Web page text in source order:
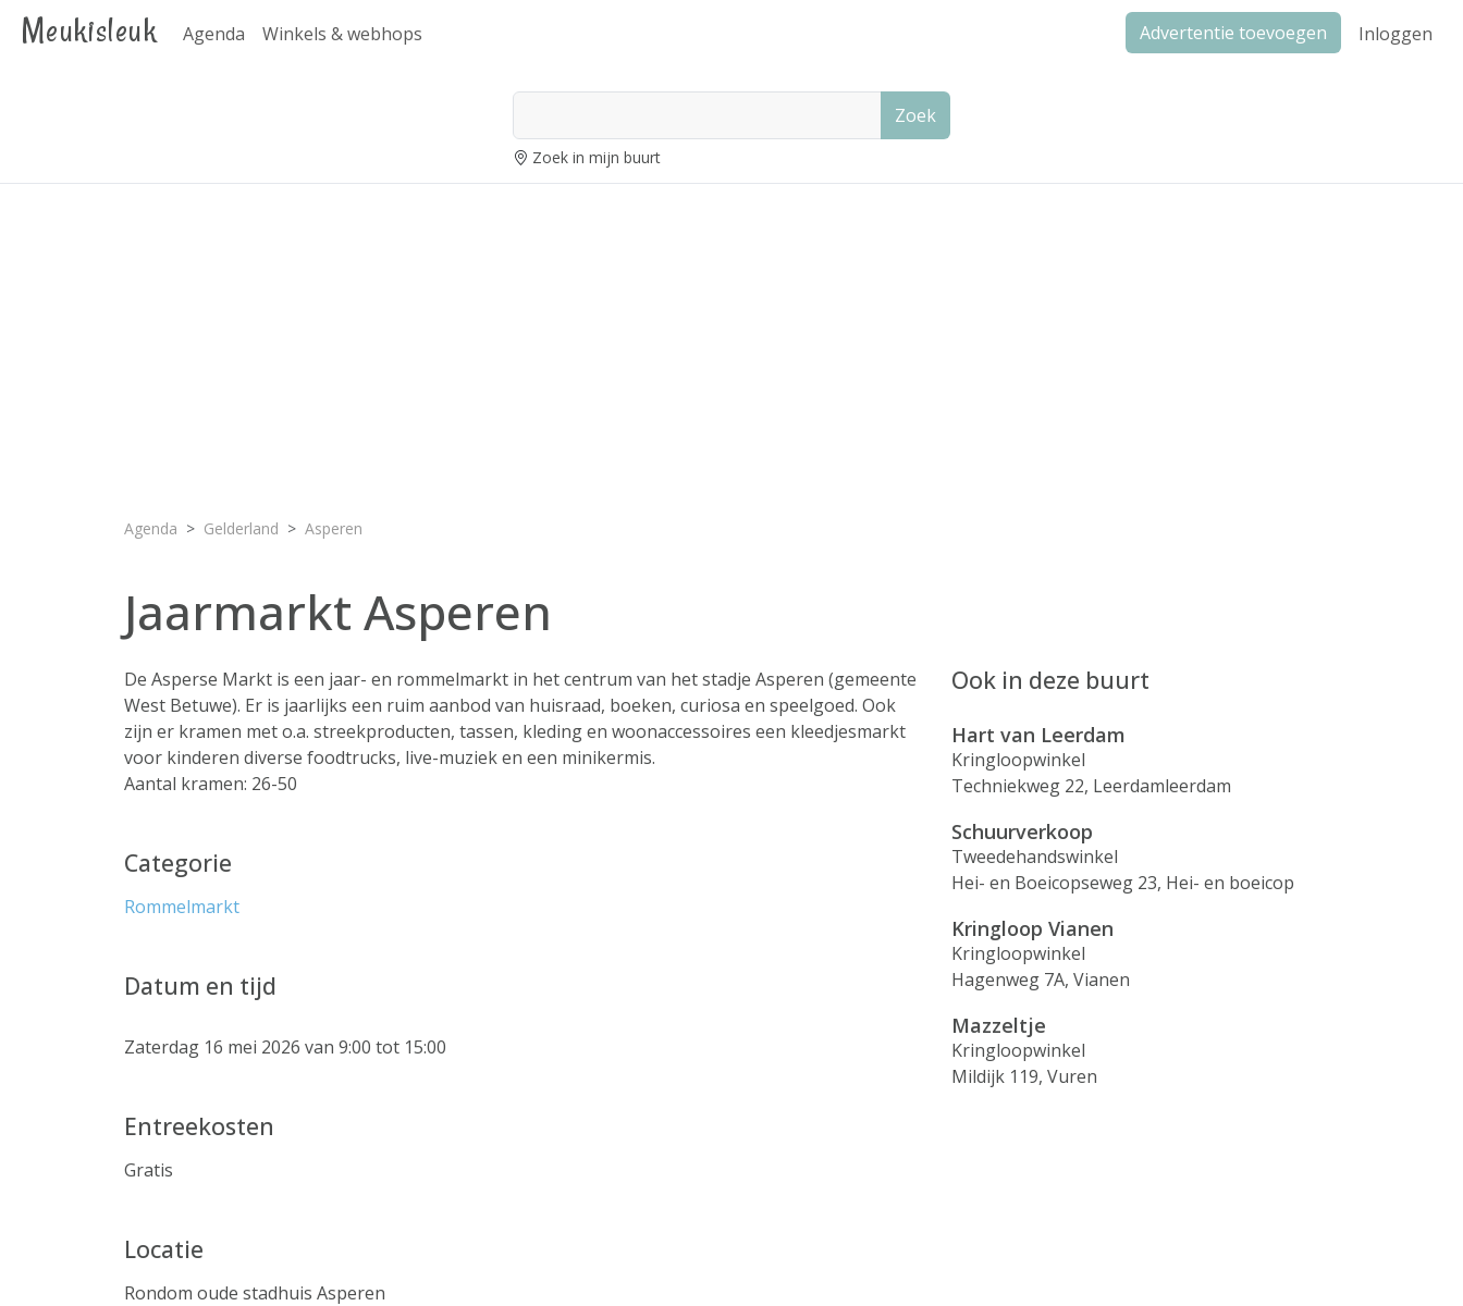
Meukisleuk Agenda Winkels & webhops Advertentie toevoegen Inloggen
Zoek
Zoek in mijn buurt
Agenda Gelderland Asperen
Jaarmarkt Asperen
De Asperse Markt is een jaar- en rommelmarkt in het centrum van het stadje Asperen (gemeente
West Betuwe). Er is jaarlijks een ruim aanbod van huisraad, boeken, curiosa en speelgoed. Ook
zijn er kramen met o.a. streekproducten, tassen, kleding en woonaccessoires een kleedjesmarkt
voor kinderen diverse foodtrucks, live-muziek en een minikermis.
Aantal kramen: 26-50
Categorie
Rommelmarkt
Datum en tijd
Zaterdag 16 mei 2026 van 9:00 tot 15:00
Entreekosten
Gratis
Locatie
Rondom oude stadhuis Asperen
Ook in deze buurt
Hart van Leerdam
Kringloopwinkel
Techniekweg 22, Leerdamleerdam
Schuurverkoop
Tweedehandswinkel
Hei- en Boeicopseweg 23, Hei- en boeicop
Kringloop Vianen
Kringloopwinkel
Hagenweg 7A, Vianen
Mazzeltje
Kringloopwinkel
Mildijk 119, Vuren